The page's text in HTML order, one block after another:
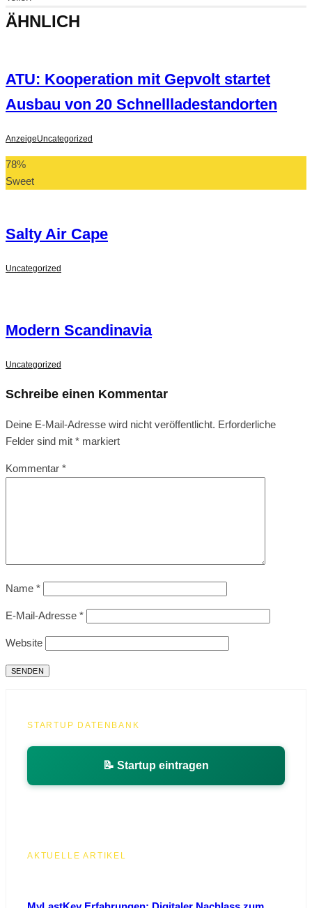
ÄHNLICH
ATU: Kooperation mit Gepvolt startet
Ausbau von 20 Schnellladestandorten
AnzeigeUncategorized
78%
Sweet
Salty Air Cape
Uncategorized
Modern Scandinavia
Uncategorized
Schreibe einen Kommentar
Deine E-Mail-Adresse wird nicht veröffentlicht. Erforderliche
Felder sind mit * markiert
Kommentar *
Name *
E-Mail-Adresse *
Website
STARTUP DATENBANK
📝 Startup eintragen
AKTUELLE ARTIKEL